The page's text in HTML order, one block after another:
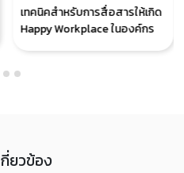
เทคนิคสำหรับการสื่อสารให้เกิด
Happy Workplace ในองค์กร
ยวข้อง